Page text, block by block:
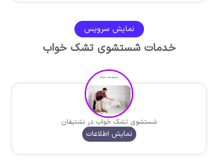
نمایش سرویس
خدمات شستشوی تشک خواب
شستشوی تشک خواب در نشتیفان
نمایش اطلاعات